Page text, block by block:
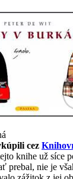
cez
knihe už síce
prebal, nie je